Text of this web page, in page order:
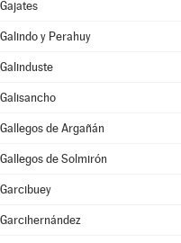
Gajates
Galindo y Perahuy
Galinduste
Galisancho
Gallegos de Argañán
Gallegos de Solmirón
Garcibuey
Garcihernández